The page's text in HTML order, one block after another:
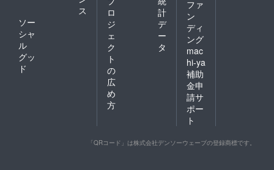
ス
ソー
シャ
ル
グッ
ド
ロ
ジ
ェ
ク
ト
の
広
め
方
計
デ
ー
タ
ファ
ン
ディ
ング
mac
hi-ya
補助
金申
請サ
ポー
ト
「QRコード」は株式会社デンソーウェーブの登録商標です。